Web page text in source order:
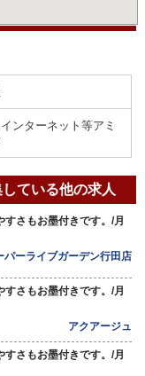
ンターネット等アミ
ている他の求人
さもお墨付きです。/月
パーライブガーデン行田店
さもお墨付きです。/月
アクアージュ
さもお墨付きです。/月